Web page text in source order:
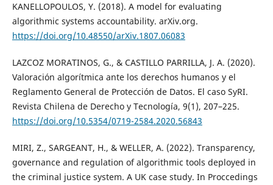
KANELLOPOULOS, Y. (2018). A model for evaluating
algorithmic systems accountability. arXiv.org.
https://doi.org/10.48550/arXiv.1807.06083
LAZCOZ MORATINOS, G., & CASTILLO PARRILLA, J. A. (2020).
Valoración algorítmica ante los derechos humanos y el
Reglamento General de Protección de Datos. El caso SyRI.
Revista Chilena de Derecho y Tecnología, 9(1), 207–225.
https://doi.org/10.5354/0719-2584.2020.56843
MIRI, Z., SARGEANT, H., & WELLER, A. (2022). Transparency,
governance and regulation of algorithmic tools deployed in
the criminal justice system. A UK case study. In Proccedings